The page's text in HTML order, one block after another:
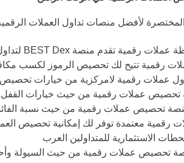
المختصرة لأفضل منصات تداول العملات